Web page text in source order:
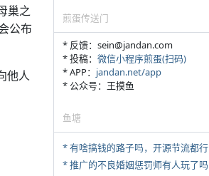
巢之
公布
他人
煎蛋传送门
* 反馈：sein@jandan.com
* 投稿： 微信小程序煎蛋(扫码)
* APP： jandan.net/app
* 公众号：王摸鱼
鱼塘
* 推广的不良婚姻惩罚师有人玩了吗